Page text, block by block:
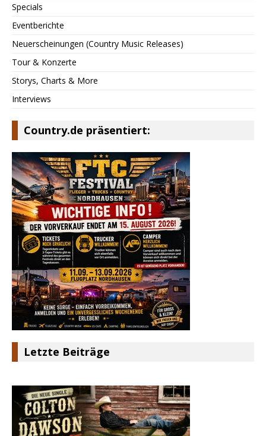
Specials
Eventberichte
Neuerscheinungen (Country Music Releases)
Tour & Konzerte
Storys, Charts & More
Interviews
Country.de präsentiert:
Letzte Beiträge